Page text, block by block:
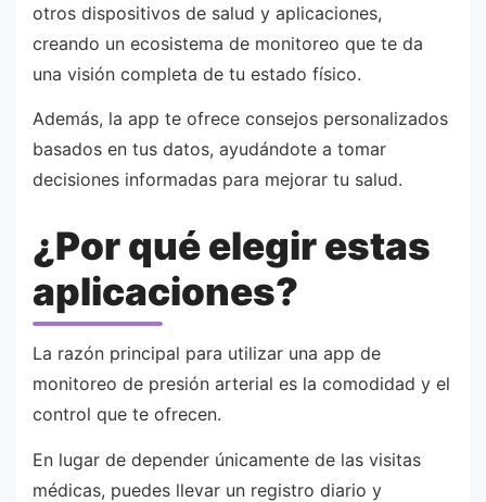
otros dispositivos de salud y aplicaciones,
creando un ecosistema de monitoreo que te da
una visión completa de tu estado físico.
Además, la app te ofrece consejos personalizados
basados en tus datos, ayudándote a tomar
decisiones informadas para mejorar tu salud.
¿Por qué elegir estas
aplicaciones?
La razón principal para utilizar una app de
monitoreo de presión arterial es la comodidad y el
control que te ofrecen.
En lugar de depender únicamente de las visitas
médicas, puedes llevar un registro diario y